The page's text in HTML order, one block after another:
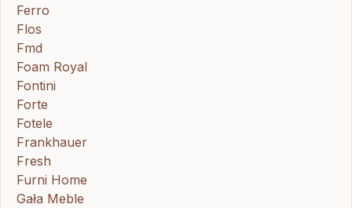
Ferro
Flos
Fmd
Foam Royal
Fontini
Forte
Fotele
Frankhauer
Fresh
Furni Home
Gała Meble